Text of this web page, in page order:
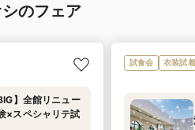
のフェア
】全館リニュー
×スペシャリテ試
試食会 衣装試着